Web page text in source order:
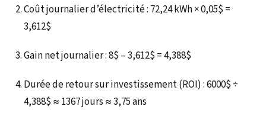
Coût journalier d’électricité : 72,24 kWh × 0,05$ =
3,612$
Gain net journalier : 8$ – 3,612$ = 4,388$
Durée de retour sur investissement (ROI) : 6000$ ÷
4,388$ ≈ 1367 jours ≈ 3,75 ans